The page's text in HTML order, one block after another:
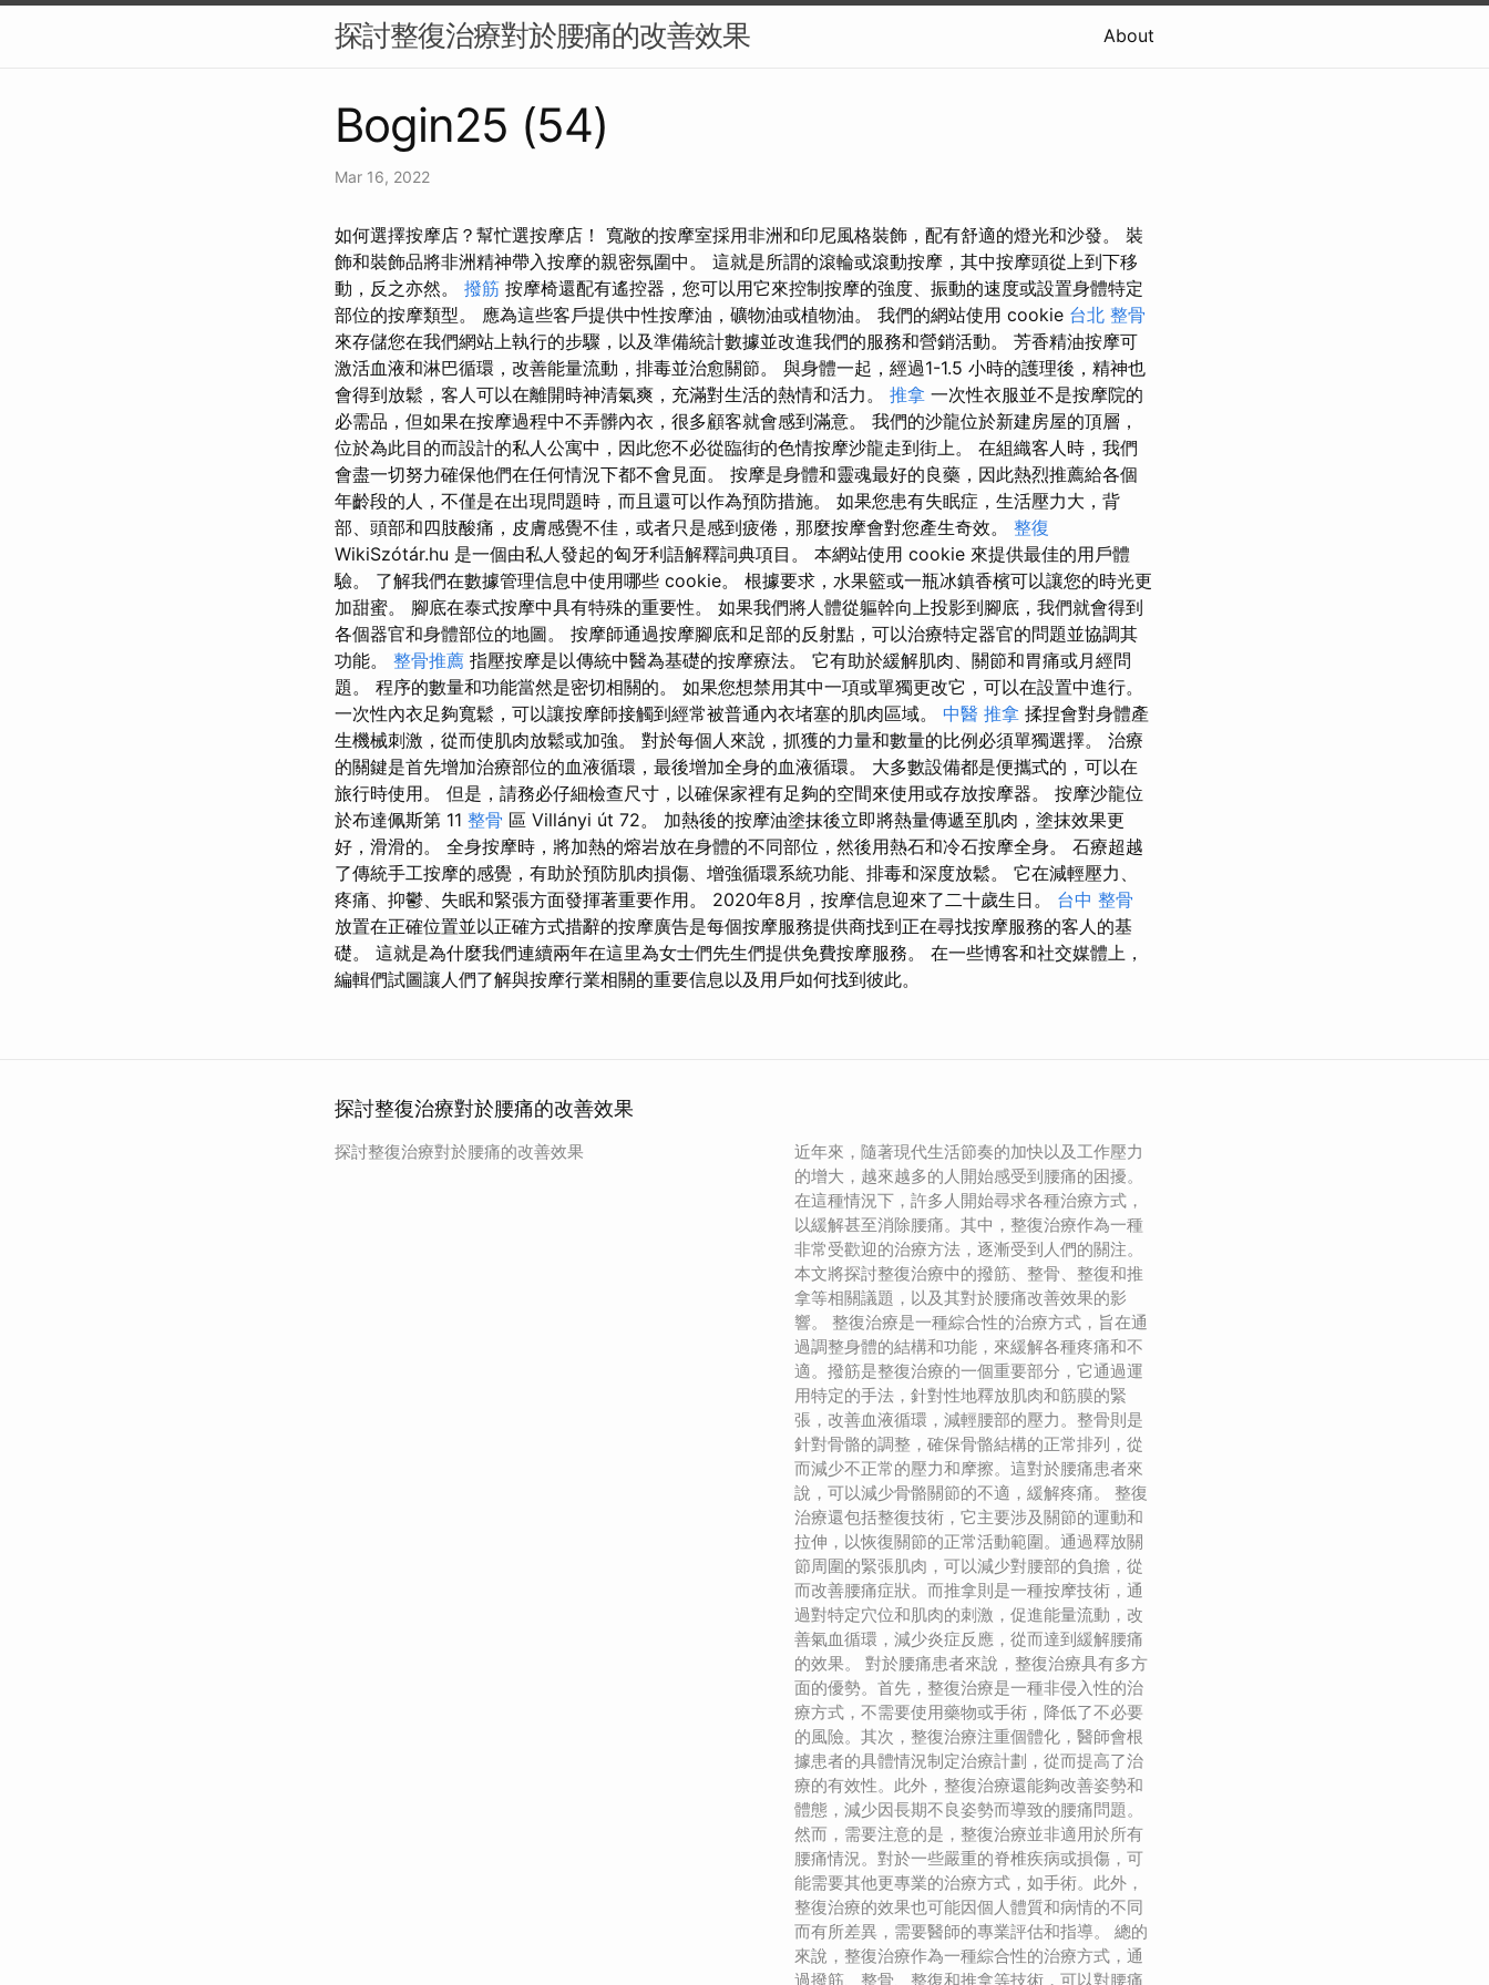
探討整復治療對於腰痛的改善效果 About
Bogin25 (54)
Mar 16, 2022
如何選擇按摩店？幫忙選按摩店！ 寬敞的按摩室採用非洲和印尼風格裝飾，配有舒適的燈光和沙發。 裝
飾和裝飾品將非洲精神帶入按摩的親密氛圍中。 這就是所謂的滾輪或滾動按摩，其中按摩頭從上到下移
動，反之亦然。 撥筋 按摩椅還配有遙控器，您可以用它來控制按摩的強度、振動的速度或設置身體特定
部位的按摩類型。 應為這些客戶提供中性按摩油，礦物油或植物油。 我們的網站使用 cookie 台北 整骨
來存儲您在我們網站上執行的步驟，以及準備統計數據並改進我們的服務和營銷活動。 芳香精油按摩可
激活血液和淋巴循環，改善能量流動，排毒並治愈關節。 與身體一起，經過1-1.5 小時的護理後，精神也
會得到放鬆，客人可以在離開時神清氣爽，充滿對生活的熱情和活力。 推拿 一次性衣服並不是按摩院的
必需品，但如果在按摩過程中不弄髒內衣，很多顧客就會感到滿意。 我們的沙龍位於新建房屋的頂層，
位於為此目的而設計的私人公寓中，因此您不必從臨街的色情按摩沙龍走到街上。 在組織客人時，我們
會盡一切努力確保他們在任何情況下都不會見面。 按摩是身體和靈魂最好的良藥，因此熱烈推薦給各個
年齡段的人，不僅是在出現問題時，而且還可以作為預防措施。 如果您患有失眠症，生活壓力大，背
部、頭部和四肢酸痛，皮膚感覺不佳，或者只是感到疲倦，那麼按摩會對您產生奇效。 整復
WikiSzótár.hu 是一個由私人發起的匈牙利語解釋詞典項目。 本網站使用 cookie 來提供最佳的用戶體
驗。 了解我們在數據管理信息中使用哪些 cookie。 根據要求，水果籃或一瓶冰鎮香檳可以讓您的時光更
加甜蜜。 腳底在泰式按摩中具有特殊的重要性。 如果我們將人體從軀幹向上投影到腳底，我們就會得到
各個器官和身體部位的地圖。 按摩師通過按摩腳底和足部的反射點，可以治療特定器官的問題並協調其
功能。 整骨推薦 指壓按摩是以傳統中醫為基礎的按摩療法。 它有助於緩解肌肉、關節和胃痛或月經問
題。 程序的數量和功能當然是密切相關的。 如果您想禁用其中一項或單獨更改它，可以在設置中進行。
一次性內衣足夠寬鬆，可以讓按摩師接觸到經常被普通內衣堵塞的肌肉區域。 中醫 推拿 揉捏會對身體產
生機械刺激，從而使肌肉放鬆或加強。 對於每個人來說，抓獲的力量和數量的比例必須單獨選擇。 治療
的關鍵是首先增加治療部位的血液循環，最後增加全身的血液循環。 大多數設備都是便攜式的，可以在
旅行時使用。 但是，請務必仔細檢查尺寸，以確保家裡有足夠的空間來使用或存放按摩器。 按摩沙龍位
於布達佩斯第 11 整骨 區 Villányi út 72。 加熱後的按摩油塗抹後立即將熱量傳遞至肌肉，塗抹效果更
好，滑滑的。 全身按摩時，將加熱的熔岩放在身體的不同部位，然後用熱石和冷石按摩全身。 石療超越
了傳統手工按摩的感覺，有助於預防肌肉損傷、增強循環系統功能、排毒和深度放鬆。 它在減輕壓力、
疼痛、抑鬱、失眠和緊張方面發揮著重要作用。 2020年8月，按摩信息迎來了二十歲生日。 台中 整骨
放置在正確位置並以正確方式措辭的按摩廣告是每個按摩服務提供商找到正在尋找按摩服務的客人的基
礎。 這就是為什麼我們連續兩年在這里為女士們先生們提供免費按摩服務。 在一些博客和社交媒體上，
編輯們試圖讓人們了解與按摩行業相關的重要信息以及用戶如何找到彼此。
探討整復治療對於腰痛的改善效果
探討整復治療對於腰痛的改善效果
近年來，隨著現代生活節奏的加快以及工作壓力
的增大，越來越多的人開始感受到腰痛的困擾。
在這種情況下，許多人開始尋求各種治療方式，
以緩解甚至消除腰痛。其中，整復治療作為一種
非常受歡迎的治療方法，逐漸受到人們的關注。
本文將探討整復治療中的撥筋、整骨、整復和推
拿等相關議題，以及其對於腰痛改善效果的影
響。 整復治療是一種綜合性的治療方式，旨在通
過調整身體的結構和功能，來緩解各種疼痛和不
適。撥筋是整復治療的一個重要部分，它通過運
用特定的手法，針對性地釋放肌肉和筋膜的緊
張，改善血液循環，減輕腰部的壓力。整骨則是
針對骨骼的調整，確保骨骼結構的正常排列，從
而減少不正常的壓力和摩擦。這對於腰痛患者來
說，可以減少骨骼關節的不適，緩解疼痛。 整復
治療還包括整復技術，它主要涉及關節的運動和
拉伸，以恢復關節的正常活動範圍。通過釋放關
節周圍的緊張肌肉，可以減少對腰部的負擔，從
而改善腰痛症狀。而推拿則是一種按摩技術，通
過對特定穴位和肌肉的刺激，促進能量流動，改
善氣血循環，減少炎症反應，從而達到緩解腰痛
的效果。 對於腰痛患者來說，整復治療具有多方
面的優勢。首先，整復治療是一種非侵入性的治
療方式，不需要使用藥物或手術，降低了不必要
的風險。其次，整復治療注重個體化，醫師會根
據患者的具體情況制定治療計劃，從而提高了治
療的有效性。此外，整復治療還能夠改善姿勢和
體態，減少因長期不良姿勢而導致的腰痛問題。
然而，需要注意的是，整復治療並非適用於所有
腰痛情況。對於一些嚴重的脊椎疾病或損傷，可
能需要其他更專業的治療方式，如手術。此外，
整復治療的效果也可能因個人體質和病情的不同
而有所差異，需要醫師的專業評估和指導。 總的
來說，整復治療作為一種綜合性的治療方式，通
過撥筋、整骨、整復和推拿等技術，可以對腰痛